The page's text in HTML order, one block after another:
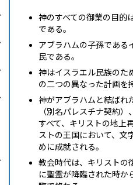
神のすべての御業の目的
である。
アブラハムの子孫である
民である。
神はイスラエル民族のた
の二つの異なった計画を
神がアブラハムと結ばれ
（別名パレスチナ契約
すべて、キリストの地上
ストの王国において、文
めに成就される。
教会時代は、キリストの
に聖霊が降臨された時か